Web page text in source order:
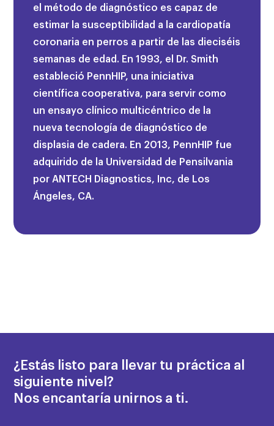
el método de diagnóstico es capaz de
estimar la susceptibilidad a la cardiopatía
coronaria en perros a partir de las dieciséis
semanas de edad. En 1993, el Dr. Smith
estableció PennHIP, una iniciativa
científica cooperativa, para servir como
un ensayo clínico multicéntrico de la
nueva tecnología de diagnóstico de
displasia de cadera. En 2013, PennHIP fue
adquirido de la Universidad de Pensilvania
por ANTECH Diagnostics, Inc, de Los
Ángeles, CA.
¿Estás listo para llevar tu práctica al
siguiente nivel?
Nos encantaría unirnos a ti.